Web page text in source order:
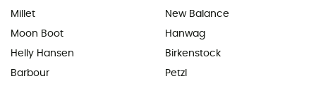
Millet
Moon Boot
Helly Hansen
Barbour
New Balance
Hanwag
Birkenstock
Petzl